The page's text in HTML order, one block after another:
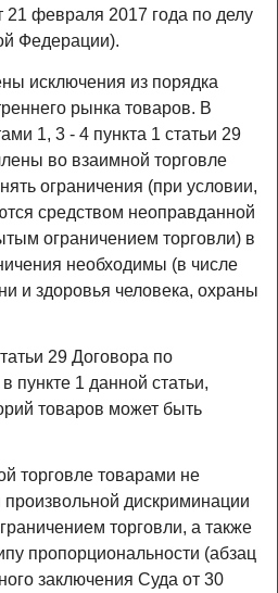
февраля 2017 года по делу
Федерации).
исключения из порядка
рынка товаров. В
1, 3 - 4 пункта 1 статьи 29
во взаимной торговле
ограничения (при условии,
средством неоправданной
ограничением торговли) в
необходимы (в числе
и здоровья человека, охраны
29 Договора по
пункте 1 данной статьи,
товаров может быть
торговле товарами не
дискриминации
торговли, а также
пропорциональности (абзац
заключения Суда от 30